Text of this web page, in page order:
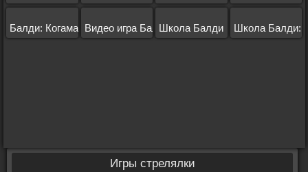
Балди: Когама Видео игра БалдиШкола Балди Школа Балди:
Игры стрелялки